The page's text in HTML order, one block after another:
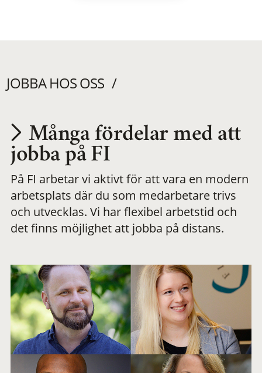
JOBBA HOS OSS
Utvecklas på en
meningsfull och
flexibel
Många fördelar med att
jobba på FI
På FI arbetar vi aktivt för att vara en modern
arbetsplats där du som medarbetare trivs
och utvecklas. Vi har flexibel arbetstid och
det finns möjlighet att jobba på distans.